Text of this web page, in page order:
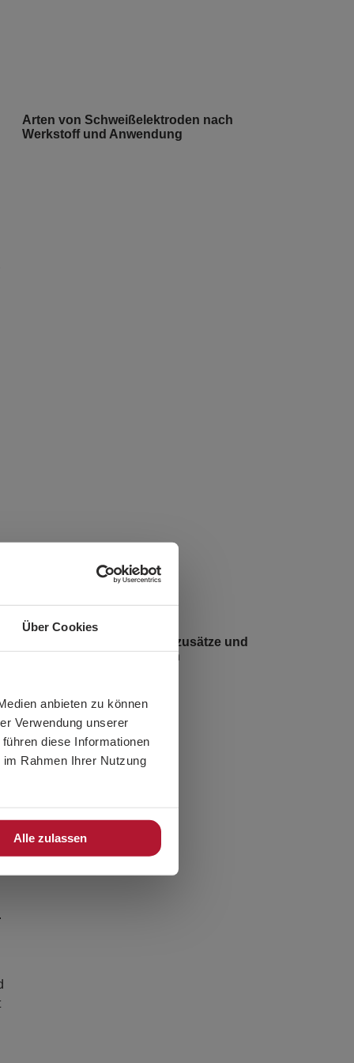
Über Cookies
anbieten zu können
Verwendung unserer
diese Informationen
Rahmen Ihrer Nutzung
Alle zulassen
Arten von Schweißelektroden nach
Werkstoff und Anwendung
WIG-Schweißen: Schweißzusätze und
Zubehör für das Verfahren
KATEGORIEN
Veranstaltungen
Produkte